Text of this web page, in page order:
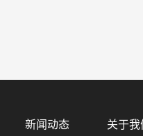
新闻动态 关于我